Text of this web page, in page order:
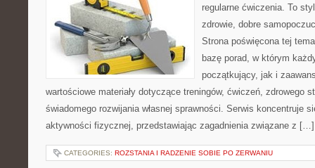
regularne ćwiczenia. To
zdrowie, dobre
Strona poświęcona tej
bazę porad, w którym
początkujący, jak i
wartościowe materiały dotyczące treningów, ćwiczeń, zdrowego
świadomego rozwijania własnej sprawności. Serwis koncentruje
aktywności fizycznej, przedstawiając zagadnienia związane z […]
CATEGORIES: ROZSTANIA I RADZENIE SOBIE PO ZERWANIU